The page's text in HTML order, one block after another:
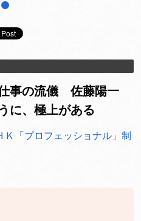
事の流儀 佐藤陽一
に、極上がある
Ｋ「プロフェッショナル」制